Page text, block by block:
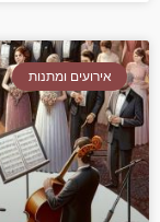
אירועים ומתנות